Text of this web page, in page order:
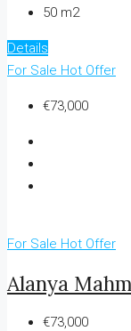
50 m2
Details
For Sale Hot Offer
€73,000
For Sale Hot Offer
Alanya
€73,000